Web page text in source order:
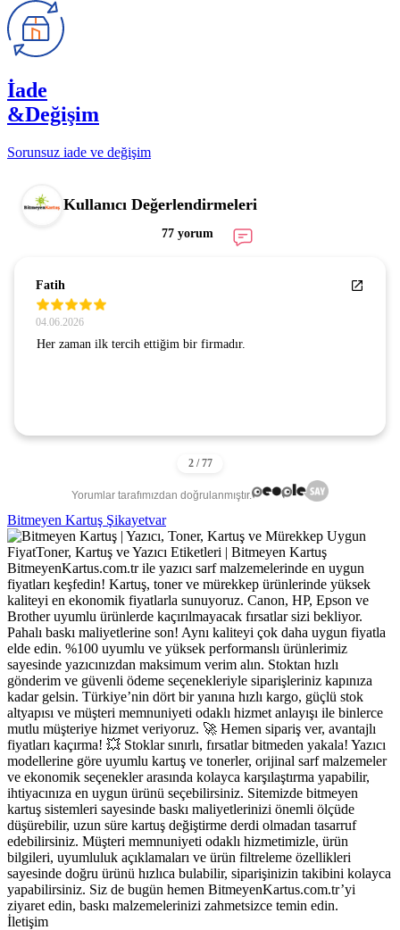
İade
&Değişim
Sorunsuz iade ve değişim
Kullanıcı Değerlendirmeleri
77 yorum
Fatih
04.06.2026
Her zaman ilk tercih ettiğim bir firmadır.
Yorumlar tarafımızdan doğrulanmıştır.
Bitmeyen Kartuş Şikayetvar
BitmeyenKartus.com.tr ile yazıcı sarf malzemelerinde en uygun
fiyatları keşfedin! Kartuş, toner ve mürekkep ürünlerinde yüksek
kaliteyi en ekonomik fiyatlarla sunuyoruz. Canon, HP, Epson ve
Brother uyumlu ürünlerde kaçırılmayacak fırsatlar sizi bekliyor.
Pahalı baskı maliyetlerine son! Aynı kaliteyi çok daha uygun fiyatla
elde edin. %100 uyumlu ve yüksek performanslı ürünlerimiz
sayesinde yazıcınızdan maksimum verim alın. Stoktan hızlı
gönderim ve güvenli ödeme seçenekleriyle siparişleriniz kapınıza
kadar gelsin. Türkiye’nin dört bir yanına hızlı kargo, güçlü stok
altyapısı ve müşteri memnuniyeti odaklı hizmet anlayışı ile binlerce
mutlu müşteriye hizmet veriyoruz. 🚀 Hemen sipariş ver, avantajlı
fiyatları kaçırma! 💥 Stoklar sınırlı, fırsatlar bitmeden yakala! Yazıcı
modellerine göre uyumlu kartuş ve tonerler, orijinal sarf malzemeler
ve ekonomik seçenekler arasında kolayca karşılaştırma yapabilir,
ihtiyacınıza en uygun ürünü seçebilirsiniz. Sitemizde bitmeyen
kartuş sistemleri sayesinde baskı maliyetlerinizi önemli ölçüde
düşürebilir, uzun süre kartuş değiştirme derdi olmadan tasarruf
edebilirsiniz. Müşteri memnuniyeti odaklı hizmetimizle, ürün
bilgileri, uyumluluk açıklamaları ve ürün filtreleme özellikleri
sayesinde doğru ürünü hızlıca bulabilir, siparişinizin takibini kolayca
yapabilirsiniz. Siz de bugün hemen BitmeyenKartus.com.tr’yi
ziyaret edin, baskı malzemelerinizi zahmetsizce temin edin.
İletişim